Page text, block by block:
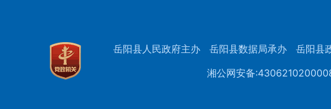
岳阳县人民政府主办 岳阳县数据局承办 岳阳县
湘公网安备